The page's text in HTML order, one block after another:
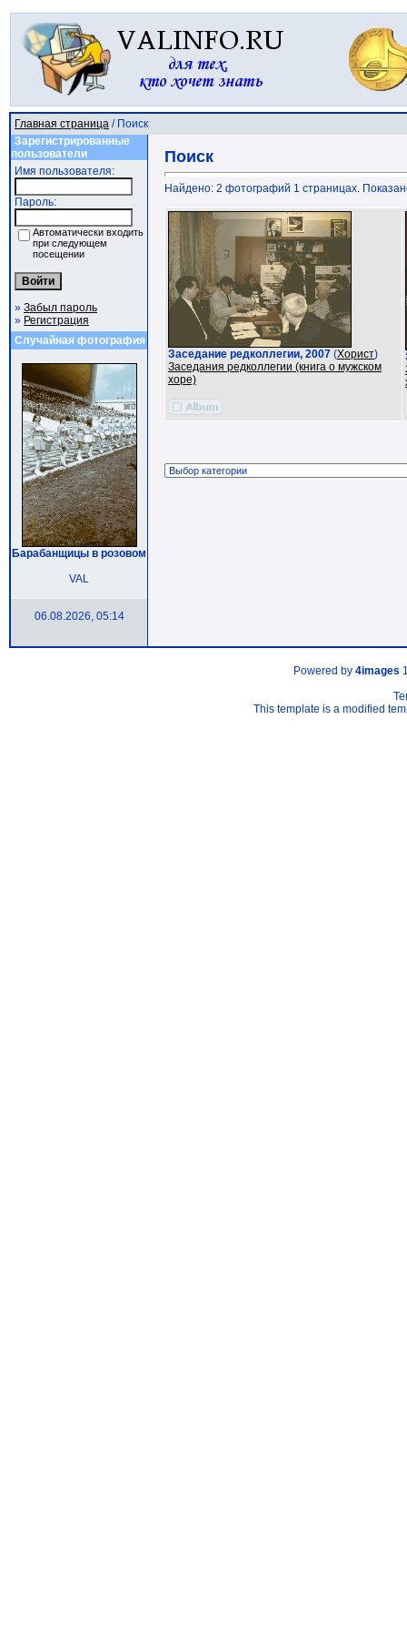
Главная страница / Поиск
Зарегистрированные
пользователи
Имя пользователя:
Пароль:
Автоматически входить
при следующем
посещении
» Забыл пароль
» Регистрация
Случайная фотография
Барабанщицы в розовом
VAL
06.08.2026, 05:14
Поиск
Найдено: 2 фотографий 1 страницах.
Заседание редколлегии, 2007 (Хорист)
Заседания редколлегии (книга о мужском
хоре)
Powered by 4images
This template is a modified